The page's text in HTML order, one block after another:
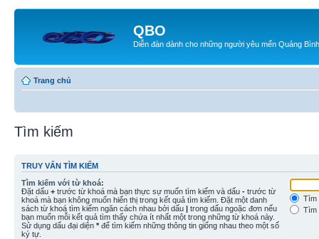
QBO
Diễn đàn dành cho những người yêu mến Quảng Bình
Trang chủ
Tìm kiếm
TRUY VẤN TÌM KIẾM
Tìm kiếm với từ khoá:
Đặt dấu + trước từ khoá mà bạn thực sự muốn tìm kiếm và dấu - trước từ
khoá mà bạn không muốn hiển thị trong kết quả tìm kiếm. Đặt một danh
sách từ khoá tìm kiếm ngăn cách nhau bởi dấu | trong dấu ngoặc đơn nếu
bạn muốn mỗi kết quả tìm thấy chứa ít nhất một trong những từ khoá này.
Sử dụng dấu đại diện * để tìm kiếm những thông tin giống nhau theo một số
ký tự.
Tìm
Tìm